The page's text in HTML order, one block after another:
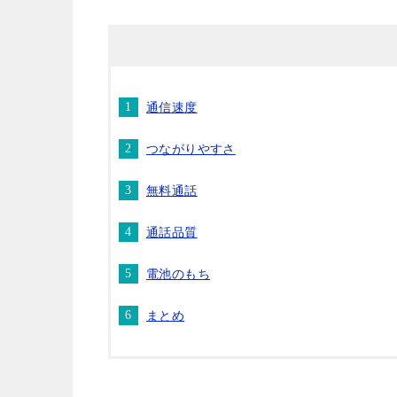
通信速度
つながりやすさ
無料通話
通話品質
電池のもち
まとめ